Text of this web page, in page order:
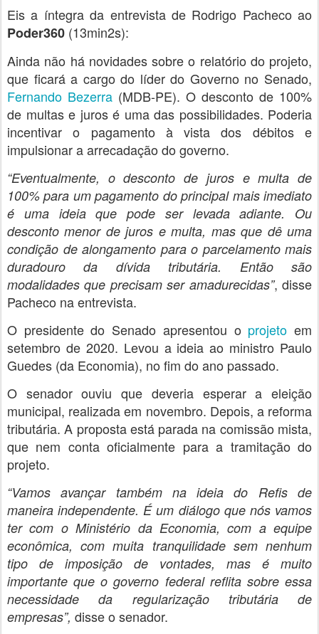
Eis a íntegra da entrevista de Rodrigo Pacheco ao
Poder360 (13min2s):
Ainda não há novidades sobre o relatório do projeto,
que ficará a cargo do líder do Governo no Senado,
Fernando Bezerra (MDB-PE). O desconto de 100%
de multas e juros é uma das possibilidades. Poderia
incentivar o pagamento à vista dos débitos e
impulsionar a arrecadação do governo.
“Eventualmente, o desconto de juros e multa de
100% para um pagamento do principal mais imediato
é uma ideia que pode ser levada adiante. Ou
desconto menor de juros e multa, mas que dê uma
condição de alongamento para o parcelamento mais
duradouro da dívida tributária. Então são
modalidades que precisam ser amadurecidas”, disse
Pacheco na entrevista.
O presidente do Senado apresentou o projeto em
setembro de 2020. Levou a ideia ao ministro Paulo
Guedes (da Economia), no fim do ano passado.
O senador ouviu que deveria esperar a eleição
municipal, realizada em novembro. Depois, a reforma
tributária. A proposta está parada na comissão mista,
que nem conta oficialmente para a tramitação do
projeto.
“Vamos avançar também na ideia do Refis de
maneira independente. É um diálogo que nós vamos
ter com o Ministério da Economia, com a equipe
econômica, com muita tranquilidade sem nenhum
tipo de imposição de vontades, mas é muito
importante que o governo federal reflita sobre essa
necessidade da regularização tributária de
empresas”, disse o senador.